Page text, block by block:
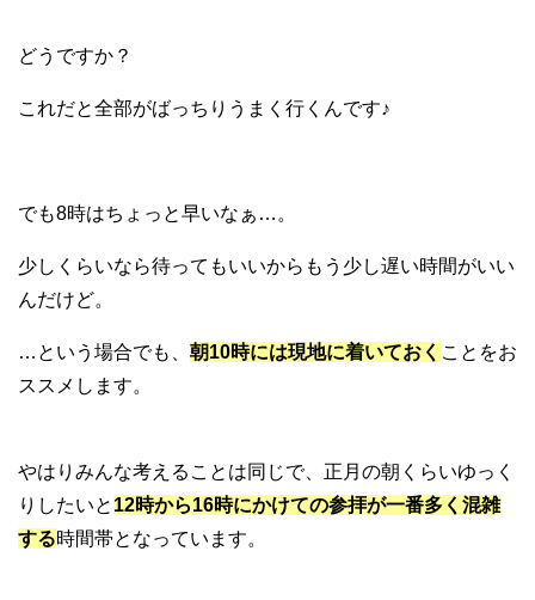
どうですか？
これだと全部がばっちりうまく行くんです♪
でも8時はちょっと早いなぁ…。
少しくらいなら待ってもいいからもう少し遅い時間がいい
んだけど。
…という場合でも、 朝10時には現地に着いておく ことをお
ススメします。
やはりみんな考えることは同じで、正月の朝くらいゆっく
りしたいと 12時から16時にかけての参拝が一番多く混雑
する時間帯となっています。